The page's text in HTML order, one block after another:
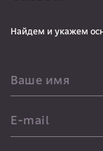
Найдем и укажем
Ваше имя
E-mail